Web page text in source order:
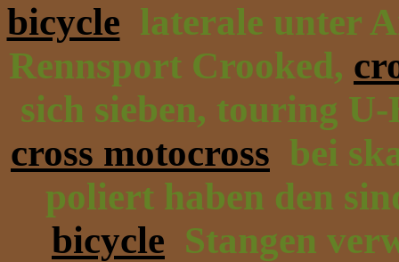
bicycle laterale unter
Rennsport Crooked,
sich sieben, touring
cross motocross bei
poliert haben den
bicycle Stangen